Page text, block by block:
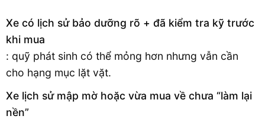
Xe có lịch sử bảo dưỡng rõ + đã kiểm tra kỹ trước
khi mua
: quỹ phát sinh có thể mỏng hơn nhưng vẫn cần
cho hạng mục lặt vặt.
Xe lịch sử mập mờ hoặc vừa mua về chưa “làm lại
nền”